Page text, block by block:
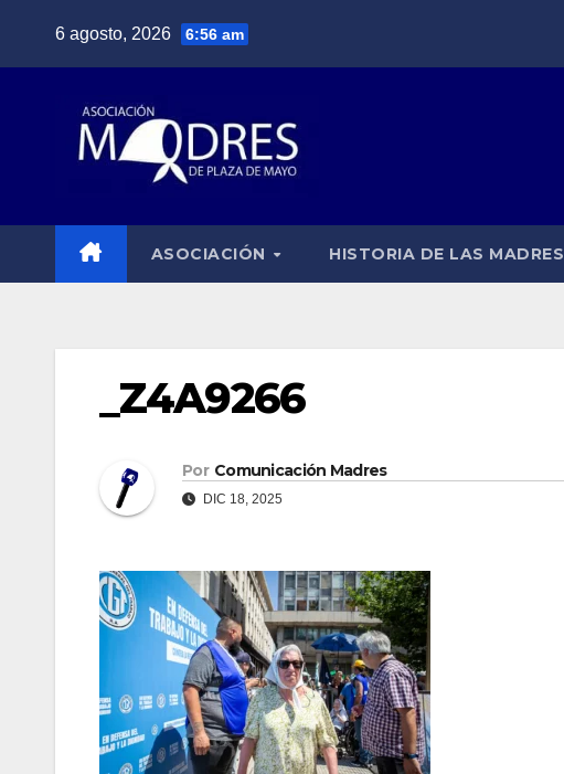
6 agosto, 2026 6:56 am
ASOCIACIÓN HISTORIA DE LAS MADRES
_Z4A9266
Por Comunicación Madres
DIC 18, 2025